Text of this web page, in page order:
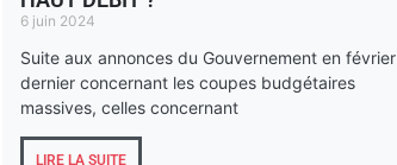
6 juin 2024
Suite aux annonces du Gouvernement en février
dernier concernant les coupes budgétaires
massives, celles concernant
LIRE LA SUITE